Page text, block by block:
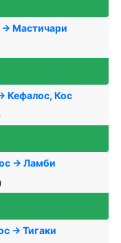
→ Мастичари
Кефалос, Кос
→ Ламби
→ Тигаки